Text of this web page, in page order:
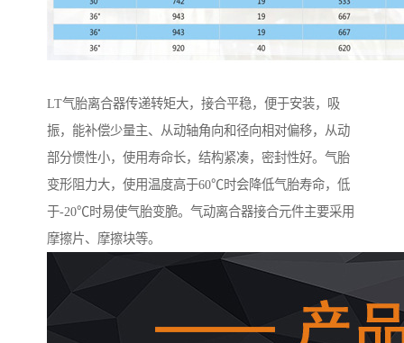
LT气胎离合器传递转矩大，接合平稳，便于安装，吸
振，能补偿少量主、从动轴角向和径向相对偏移，从动
部分惯性小，使用寿命长，结构紧凑，密封性好。气胎
变形阻力大，使用温度高于60℃时会降低气胎寿命，低
于-20℃时易使气胎变脆。气动离合器接合元件主要采用
摩擦片、摩擦块等。